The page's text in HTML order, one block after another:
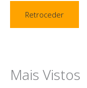
Retroceder
Mais Vistos